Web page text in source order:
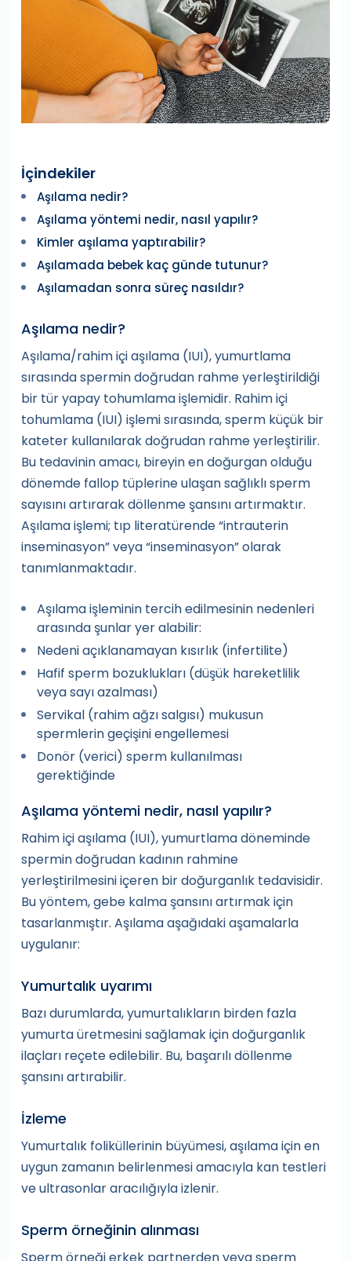
İçindekiler
Aşılama nedir?
Aşılama yöntemi nedir, nasıl yapılır?
Kimler aşılama yaptırabilir?
Aşılamada bebek kaç günde tutunur?
Aşılamadan sonra süreç nasıldır?
Aşılama nedir?
Aşılama/rahim içi aşılama (IUI), yumurtlama
sırasında spermin doğrudan rahme yerleştirildiği
bir tür yapay tohumlama işlemidir. Rahim içi
tohumlama (IUI) işlemi sırasında, sperm küçük bir
kateter kullanılarak doğrudan rahme yerleştirilir.
Bu tedavinin amacı, bireyin en doğurgan olduğu
dönemde fallop tüplerine ulaşan sağlıklı sperm
sayısını artırarak döllenme şansını artırmaktır.
Aşılama işlemi; tıp literatürende “intrauterin
inseminasyon” veya “inseminasyon” olarak
tanımlanmaktadır.
Aşılama işleminin tercih edilmesinin nedenleri
arasında şunlar yer alabilir:
Nedeni açıklanamayan kısırlık (infertilite)
Hafif sperm bozuklukları (düşük hareketlilik
veya sayı azalması)
Servikal (rahim ağzı salgısı) mukusun
spermlerin geçişini engellemesi
Donör (verici) sperm kullanılması
gerektiğinde
Aşılama yöntemi nedir, nasıl yapılır?
Rahim içi aşılama (IUI), yumurtlama döneminde
spermin doğrudan kadının rahmine
yerleştirilmesini içeren bir doğurganlık tedavisidir.
Bu yöntem, gebe kalma şansını artırmak için
tasarlanmıştır. Aşılama aşağıdaki aşamalarla
uygulanır:
Yumurtalık uyarımı
Bazı durumlarda, yumurtalıkların birden fazla
yumurta üretmesini sağlamak için doğurganlık
ilaçları reçete edilebilir. Bu, başarılı döllenme
şansını artırabilir.
İzleme
Yumurtalık foliküllerinin büyümesi, aşılama için en
uygun zamanın belirlenmesi amacıyla kan testleri
ve ultrasonlar aracılığıyla izlenir.
Sperm örneğinin alınması